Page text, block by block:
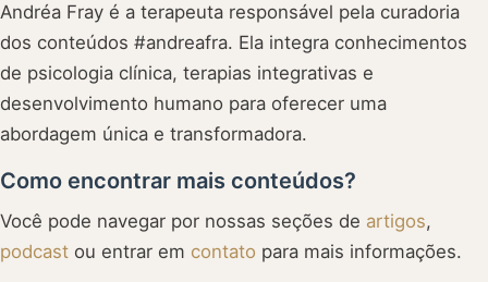
Andréa Fray é a terapeuta responsável pela curadoria
dos conteúdos #andreafra. Ela integra conhecimentos
de psicologia clínica, terapias integrativas e
desenvolvimento humano para oferecer uma
abordagem única e transformadora.
Como encontrar mais conteúdos?
Você pode navegar por nossas seções de artigos,
podcast ou entrar em contato para mais informações.